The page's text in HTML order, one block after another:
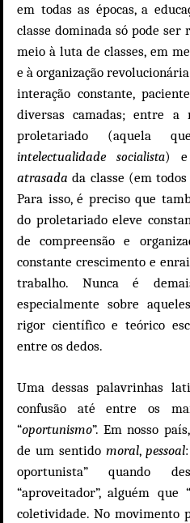
em todas as épocas, a
classe dominada só pode
meio à luta de classes, em
e à organização
interação constante,
diversas camadas; entre a
proletariado (aquela
intelectualidadesocialista)
atrasada da classe (em
Para isso, é preciso que
do proletariado eleve
de compreensão e
constante crescimento e
trabalho. Nunca é
especialmente sobre
rigor científico e teórico
entre os dedos.
Uma dessas palavrinhas
confusão até entre os
“oportunismo”. Em nosso
de um sentido moral, pessoal
oportunista” quando
“aproveitador”, alguém
coletividade. No movimento